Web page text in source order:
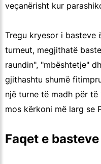
veçanërisht kur
Tregu kryesor i basteve
turneut, megjithatë
raundin", "mbështetje"
gjithashtu shumë
një turne të madh për
mos kërkoni më larg se
Faqet e